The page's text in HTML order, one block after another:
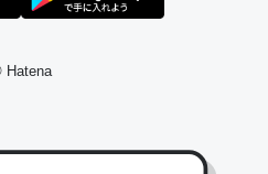
けどAlexaしか使わないので
Hatena